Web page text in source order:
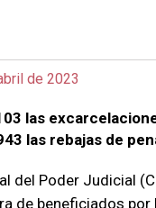
de 2023
las
las rebajas de
del Poder Judicial
de beneficiados por